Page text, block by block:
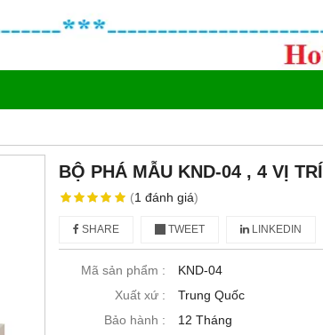
BỘ PHÁ MẪU KND-04 , 4 VỊ TRÍ
(1đánh giá)
SHARE TWEET LINKEDIN
Mã sản phẩm :
KND-04
Xuất xứ :
Trung Quốc
Bảo hành :
12 Tháng